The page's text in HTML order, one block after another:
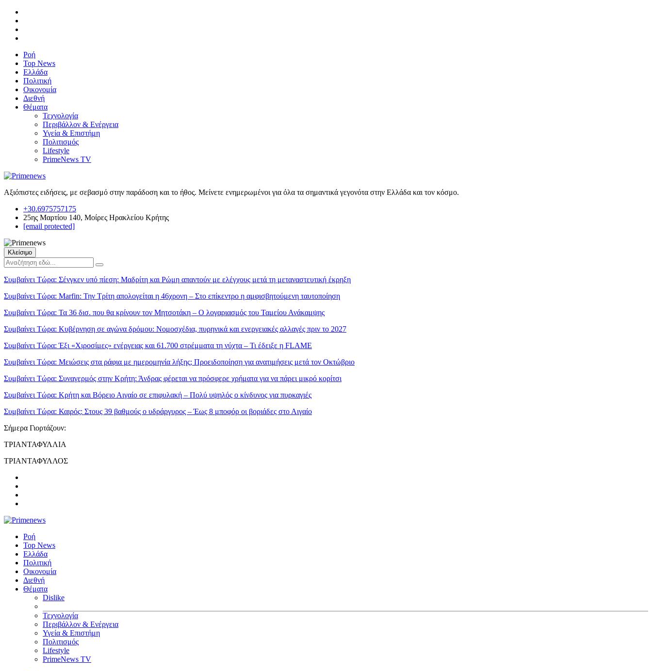
Ροή
Top News
Ελλάδα
Πολιτική
Οικονομία
Διεθνή
Θέματα
Τεχνολογία
Περιβάλλον & Ενέργεια
Υγεία & Επιστήμη
Πολιτισμός
Lifestyle
PrimeNews TV
Αξιόπιστες ειδήσεις, με σεβασμό στην παράδοση και το ήθος. Μείνετε ενημερωμένοι για όλα τα σημαντικά γεγονότα στην Ελλάδα και τον κόσμο.
+30.6975757175
25ης Μαρτίου 140, Μοίρες Ηρακλείου Κρήτης
[email protected]
Κλείσιμο
Συμβαίνει Τώρα: Σένγκεν υπό πίεση: Μαδρίτη και Ρώμη απαντούν με ελέγχους μετά τη μεταναστευτική έκρηξη
Συμβαίνει Τώρα: Marfin: Την Τρίτη απολογείται η 46χρονη – Στο επίκεντρο η αμφισβητούμενη ταυτοποίηση
Συμβαίνει Τώρα: Τα 36 δισ. που θα κρίνουν τον Μητσοτάκη – Ο λογαριασμός του Ταμείου Ανάκαμψης
Συμβαίνει Τώρα: Κυβέρνηση σε αγώνα δρόμου: Νομοσχέδια, πυρηνικά και ενεργειακές αλλαγές πριν το 2027
Συμβαίνει Τώρα: Έξι «Χιροσίμες» ενέργειας και 61.700 στρέμματα τη νύχτα – Τι έδειξε η FLAME
Συμβαίνει Τώρα: Μειώσεις στα ράφια με ημερομηνία λήξης; Προειδοποίηση για ανατιμήσεις μετά τον Οκτώβριο
Συμβαίνει Τώρα: Συναγερμός στην Κρήτη: Άνδρας φέρεται να πρόσφερε χρήματα για να πάρει μικρό κορίτσι
Συμβαίνει Τώρα: Κρήτη και Βόρειο Αιγαίο σε επιφυλακή – Πολύ υψηλός ο κίνδυνος για πυρκαγιές
Συμβαίνει Τώρα: Καιρός: Στους 39 βαθμούς ο υδράργυρος – Έως 8 μποφόρ οι βοριάδες στο Αιγαίο
Σήμερα Γιορτάζουν:
ΤΡΙΑΝΤΑΦΥΛΛΙΑ
ΤΡΙΑΝΤΑΦΥΛΛΟΣ
Ροή
Top News
Ελλάδα
Πολιτική
Οικονομία
Διεθνή
Θέματα
Dislike
Τεχνολογία
Περιβάλλον & Ενέργεια
Υγεία & Επιστήμη
Πολιτισμός
Lifestyle
PrimeNews TV